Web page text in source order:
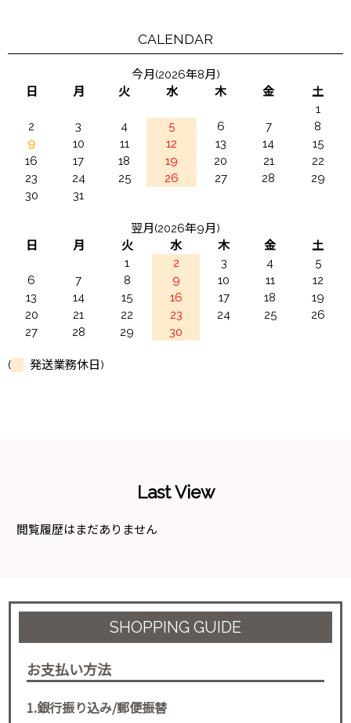
CALENDAR
今月(2026年8月)
日
月 火 水 木 金
土
1
2
3 4 5 6 7
8
9
10 11 12 13 14
15
16
17 18 19 20 21
22
23
24 25 26 27 28
29
30
31
翌月(2026年9月)
日
月 火 水 木 金
土
1
2 3 4
5
6
7 8 9 10 11
12
13
14 15 16 17 18
19
20
21 22 23 24 25
26
27
28 29 30
( 発送業務休日)
Last View
閲覧履歴はまだありません
SHOPPING GUIDE
お支払い方法
1.銀行振り込み/郵便振替